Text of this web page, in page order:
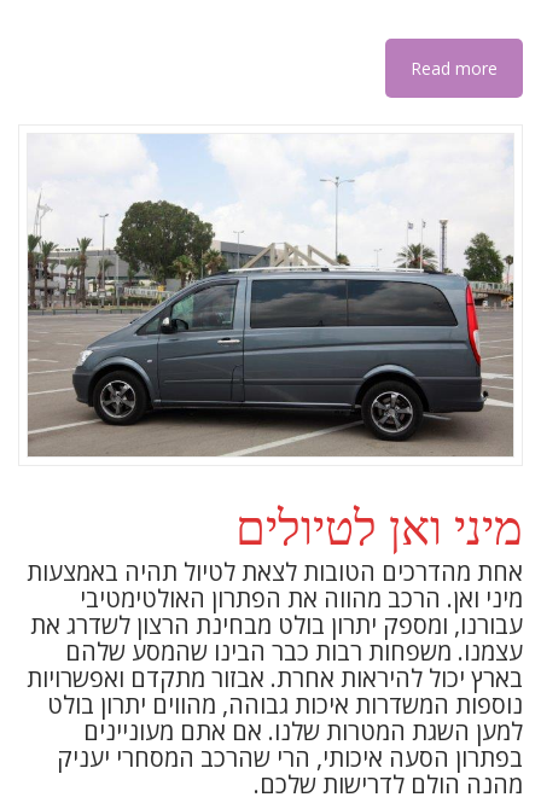
Read more
מיני ואן לטיולים
אחת מהדרכים הטובות לצאת לטיול תהיה באמצעות
מיני ואן. הרכב מהווה את הפתרון האולטימטיבי
עבורנו, ומספק יתרון בולט מבחינת הרצון לשדרג את
עצמנו. משפחות רבות כבר הבינו שהמסע שלהם
בארץ יכול להיראות אחרת. אבזור מתקדם ואפשרויות
נוספות המשדרות איכות גבוהה, מהווים יתרון בולט
למען השגת המטרות שלנו. אם אתם מעוניינים
בפתרון הסעה איכותי, הרי שהרכב המסחרי יעניק
מהנה הולם לדרישות שלכם.